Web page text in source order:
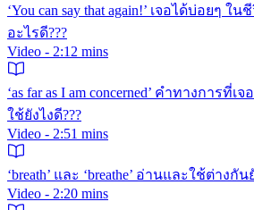
‘You can say that again!’ เจอได้บ่อยๆ
อะไรดี???
Video - 2:12 mins
‘as far as I am concerned’ คำทางการที่
ใช้ยังไงดี???
Video - 2:51 mins
‘breath’ และ ‘breathe’ อ่านและใช้ต่างกัน
Video - 2:20 mins